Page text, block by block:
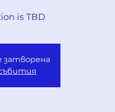
is TBD
затворена